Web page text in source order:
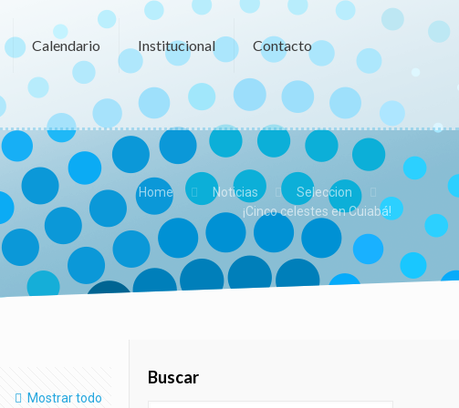
Calendario Institucional Contacto
Home Noticias
Seleccion
¡Cinco celestes en Cuiabá!
Mostrar todo
Buscar